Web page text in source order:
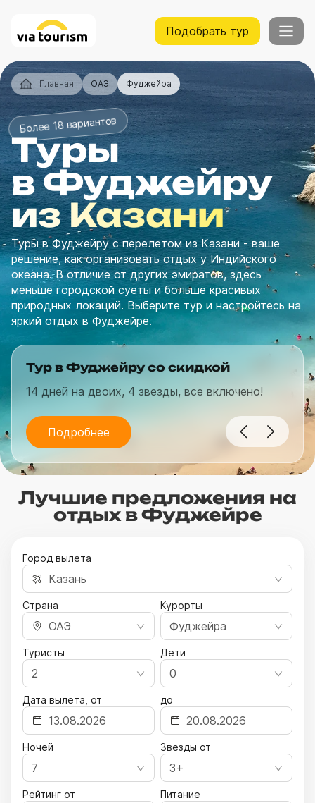
Подобрать тур
Главная ОАЭ Фуджейра
Более 18 вариантов
Туры
в Фуджейру
из Казани
Туры в Фуджейру с перелетом из Казани - ваше
решение, как организовать отдых у Индийского
океана. В отличие от других эмиратов, здесь
меньше городской суеты и больше красивых
природных локаций. Выберите тур и настройтесь на
яркий отдых в Фуджейре.
Тур в Фуджейру со скидкой
14 дней на двоих, 4 звезды, все включено!
Подробнее
Лучшие предложения на
отдых в Фуджейре
Город вылета
Казань
Страна
ОАЭ
Курорты
Фуджейра
Туристы
2
Дети
0
Дата вылета, от до
Ночей
7
Звезды от
3+
Рейтинг от Питание